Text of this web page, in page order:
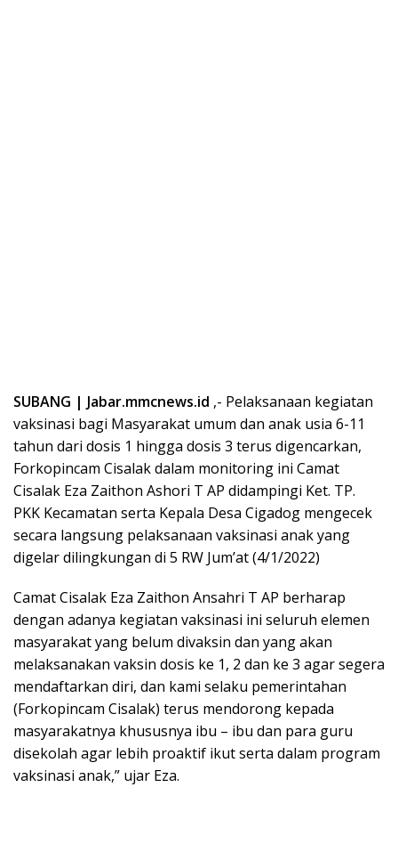
SUBANG | Jabar.mmcnews.id ,- Pelaksanaan kegiatan
vaksinasi bagi Masyarakat umum dan anak usia 6-11
tahun dari dosis 1 hingga dosis 3 terus digencarkan,
Forkopincam Cisalak dalam monitoring ini Camat
Cisalak Eza Zaithon Ashori T AP didampingi Ket. TP.
PKK Kecamatan serta Kepala Desa Cigadog mengecek
secara langsung pelaksanaan vaksinasi anak yang
digelar dilingkungan di 5 RW Jum’at (4/1/2022)
Camat Cisalak Eza Zaithon Ansahri T AP berharap
dengan adanya kegiatan vaksinasi ini seluruh elemen
masyarakat yang belum divaksin dan yang akan
melaksanakan vaksin dosis ke 1, 2 dan ke 3 agar segera
mendaftarkan diri, dan kami selaku pemerintahan
(Forkopincam Cisalak) terus mendorong kepada
masyarakatnya khususnya ibu – ibu dan para guru
disekolah agar lebih proaktif ikut serta dalam program
vaksinasi anak,” ujar Eza.